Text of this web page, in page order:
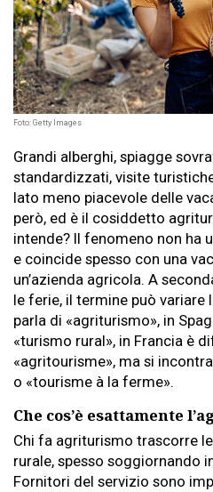
Foto: Getty Images
Grandi alberghi, spiagge
standardizzati, visite
lato meno piacevole delle
però, ed è il cosiddetto
intende? Il fenomeno non ha
e coincide spesso con una
un’azienda agricola. A
le ferie, il termine può variare
parla di «agriturismo», in
«turismo rural», in Francia è
«agritourisme», ma si
o «tourisme à la ferme».
Che cos’è esattamente
Chi fa agriturismo trascorre
rurale, spesso soggiornando
Fornitori del servizio sono